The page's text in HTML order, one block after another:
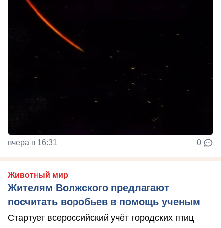
вчера в 16:31 0
Животный мир
Жителям Волжского предлагают
посчитать воробьев в помощь ученым
Стартует всероссийский учёт городских птиц